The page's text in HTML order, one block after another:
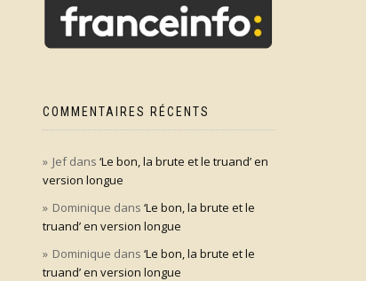
COMMENTAIRES RÉCENTS
Jefdans ‘Le bon, la brute et le truand’ en
version longue
Dominique dans ‘Le bon, la brute et le
truand’ en version longue
Dominique dans ‘Le bon, la brute et le
truand’ en version longue